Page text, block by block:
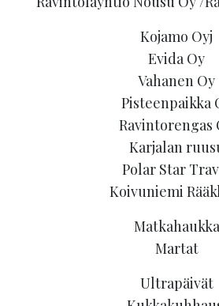
Kojamo Oyj
Evida Oy
Vahanen Oy
Pisteenpaikka
Ravintorengas
Karjalan
Polar Star
Koivuniemi
Matkahaukka
Martat
Ultrapäivät